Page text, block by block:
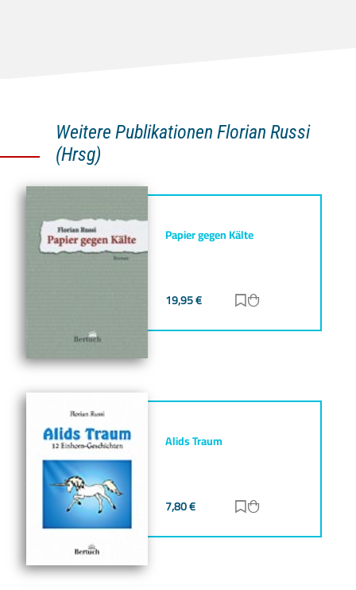
Weitere Publikationen Florian Russi
(Hrsg)
Papier gegen Kälte
19,95€ Zur Merkliste
Alids Traum
7,80€ Zur Merkliste